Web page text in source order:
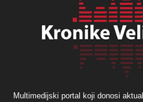
Multimedijski portal koji donosi